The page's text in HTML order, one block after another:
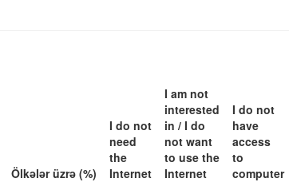
Ölkələr üzrə (%)
I do not
need
the
Internet
I am not
interested
in / I do
not want
to use the
Internet
I do not
have
access
to
computer